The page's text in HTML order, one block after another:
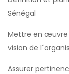
Sénégal
Mettre en œuvre
vision de
Assurer